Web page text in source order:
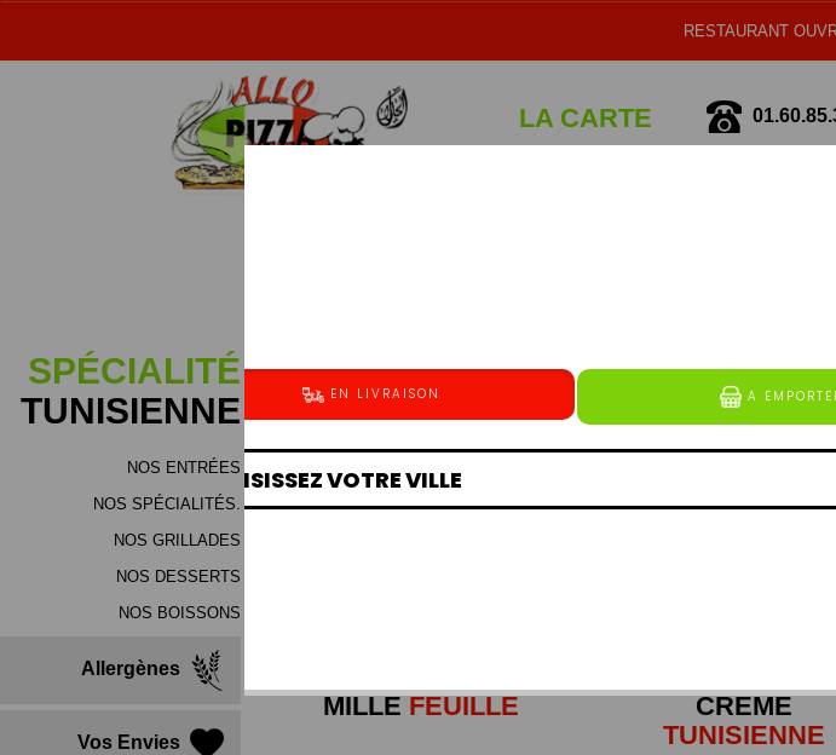
RESTAURANT
LA CARTE
SPÉCIALITÉ
TUNISIENNE
NOS ENTRÉES
NOS SPÉCIALITÉS.
NOS GRILLADES
NOS DESSERTS
NOS BOISSONS
Allergènes
Vos Envies
NOS
MILLEFEUILLE
CREME
TUNISIENNE